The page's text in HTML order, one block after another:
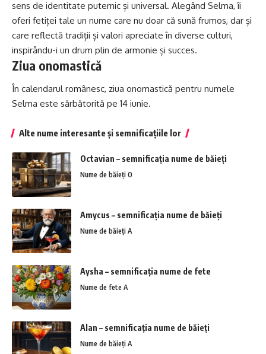
sens de identitate puternic și universal. Alegând Selma, îi
oferi fetiței tale un nume care nu doar că sună frumos, dar și
care reflectă tradiții și valori apreciate în diverse culturi,
inspirându-i un drum plin de armonie și succes.
Ziua onomastică
În calendarul românesc, ziua onomastică pentru numele
Selma este sărbătorită pe 14 iunie.
Alte nume interesante și semnificațiile lor
Octavian – semnificația nume de băieți
Nume de băieți O
Amycus – semnificația nume de băieți
Nume de băieți A
Aysha – semnificația nume de fete
Nume de fete A
Alan – semnificația nume de băieți
Nume de băieți A